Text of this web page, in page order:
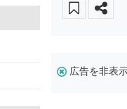
広告を非表